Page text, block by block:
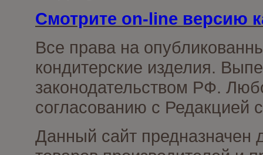
Смотрите on-line версию
Все права на
кондитерские изделия.
законодательством РФ.
согласованию с Редакцией
Данный сайт предназначен